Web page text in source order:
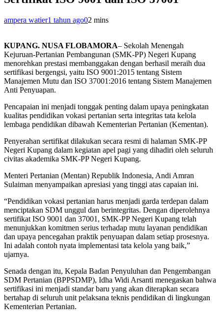
ampera watier1 tahun ago02 mins
KUPANG. NUSA FLOBAMORA– Sekolah Menengah
Kejuruan-Pertanian Pembangunan (SMK-PP) Negeri Kupang
menorehkan prestasi membanggakan dengan berhasil meraih dua
sertifikasi bergengsi, yaitu ISO 9001:2015 tentang Sistem
Manajemen Mutu dan ISO 37001:2016 tentang Sistem Manajemen
Anti Penyuapan.
Pencapaian ini menjadi tonggak penting dalam upaya peningkatan
kualitas pendidikan vokasi pertanian serta integritas tata kelola
lembaga pendidikan dibawah Kementerian Pertanian (Kementan).
Penyerahan sertifikat dilakukan secara resmi di halaman SMK-PP
Negeri Kupang dalam kegiatan apel pagi yang dihadiri oleh seluruh
civitas akademika SMK-PP Negeri Kupang.
Menteri Pertanian (Mentan) Republik Indonesia, Andi Amran
Sulaiman menyampaikan apresiasi yang tinggi atas capaian ini.
“Pendidikan vokasi pertanian harus menjadi garda terdepan dalam
menciptakan SDM unggul dan berintegritas. Dengan diperolehnya
sertifikat ISO 9001 dan 37001, SMK-PP Negeri Kupang telah
menunjukkan komitmen serius terhadap mutu layanan pendidikan
dan upaya pencegahan praktik penyuapan dalam setiap prosesnya.
Ini adalah contoh nyata implementasi tata kelola yang baik,”
ujarnya.
Senada dengan itu, Kepala Badan Penyuluhan dan Pengembangan
SDM Pertanian (BPPSDMP), Idha Widi Arsanti menegaskan bahwa
sertifikasi ini menjadi standar baru yang akan diterapkan secara
bertahap di seluruh unit pelaksana teknis pendidikan di lingkungan
Kementerian Pertanian.